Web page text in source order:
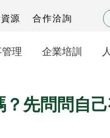
源 合作洽詢
管理 企業培訓
先問問自